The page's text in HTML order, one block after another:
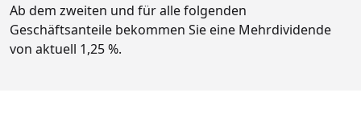
Ab dem zweiten und für alle folgenden
Geschäftsanteile bekommen Sie eine Mehrdividende
von aktuell 1,25 %.